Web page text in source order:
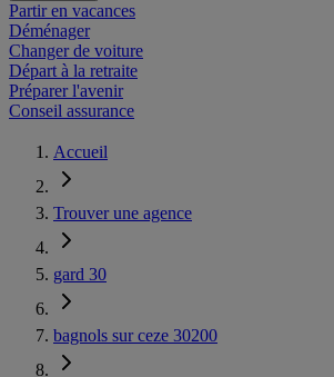
Partir en vacances
Déménager
Changer de voiture
Départ à la retraite
Préparer l'avenir
Conseil assurance
Accueil
Trouver une agence
gard 30
bagnols sur ceze 30200